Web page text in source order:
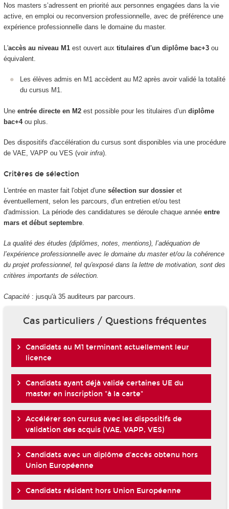
Nos masters s’adressent en priorité aux personnes engagées dans la vie
active, en emploi ou reconversion professionnelle, avec de préférence une
expérience professionnelle dans le domaine du master.
L'accès au niveau M1est ouvert aux titulaires d'un diplôme bac+3ou
équivalent.
Les élèves admis en M1 accèdent au M2 après avoir validé la totalité
du cursus M1.
Uneentrée directe en M2est possible pour les titulaires d’un diplôme
bac+4ou plus.
Des dispositifs d'accélération du cursus sont disponibles via une procédure
de VAE, VAPP ou VES (voir infra).
Critères de sélection
L'entrée en master fait l'objet d'une sélection sur dossieret
éventuellement, selon les parcours, d'un entretien et/ou test
d'admission. La période des candidatures se déroule chaque année entre
mars et début septembre.
La qualité des études (diplômes, notes, mentions), l’adéquation de
l’expérience professionnelle avec le domaine du master et/ou la cohérence
du projet professionnel, tel qu'exposé dans la lettre de motivation, sont des
critères importants de sélection.
Capacité : jusqu'à 35 auditeurs par parcours.
Cas particuliers / Questions fréquentes
Candidats au M1 terminant actuellement leur
licence
Candidats ayant déjà validé certaines UE du
master en inscription "à la carte"
Accélérer son cursus avec les dispositifs de
validation des acquis (VAE, VAPP, VES)
Candidats avec un diplôme d'accès obtenu hors
Union Européenne
Candidats résidant hors Union Européenne